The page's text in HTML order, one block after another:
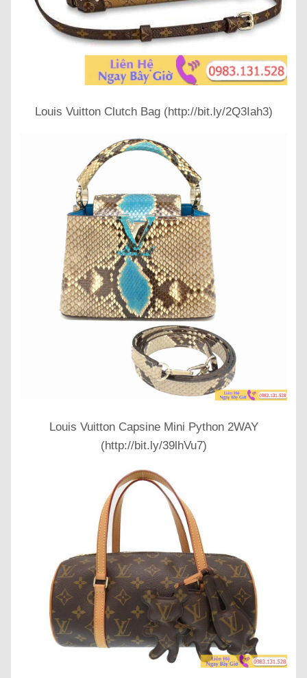
Louis Vuitton Clutch Bag (http://bit.ly/2Q3Iah3)
Louis Vuitton Capsine Mini Python 2WAY
(http://bit.ly/39lhVu7)